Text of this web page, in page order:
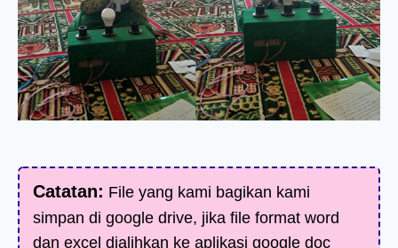
Catatan: File yang kami bagikan kami
simpan di google drive, jika file format word
dan excel dialihkan ke aplikasi google doc